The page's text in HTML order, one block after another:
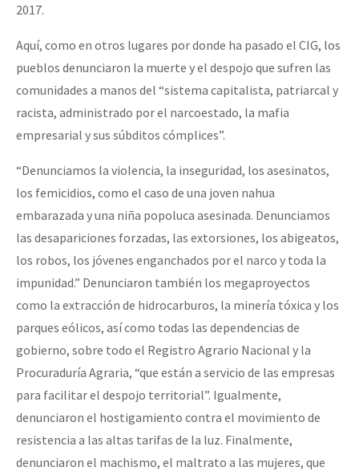
2017.
Aquí, como en otros lugares por donde ha pasado el CIG, los
pueblos denunciaron la muerte y el despojo que sufren las
comunidades a manos del “sistema capitalista, patriarcal y
racista, administrado por el narcoestado, la mafia
empresarial y sus súbditos cómplices”.
“Denunciamos la violencia, la inseguridad, los asesinatos,
los femicidios, como el caso de una joven nahua
embarazada y una niña popoluca asesinada. Denunciamos
las desapariciones forzadas, las extorsiones, los abigeatos,
los robos, los jóvenes enganchados por el narco y toda la
impunidad.” Denunciaron también los megaproyectos
como la extracción de hidrocarburos, la minería tóxica y los
parques eólicos, así como todas las dependencias de
gobierno, sobre todo el Registro Agrario Nacional y la
Procuraduría Agraria, “que están a servicio de las empresas
para facilitar el despojo territorial”. Igualmente,
denunciaron el hostigamiento contra el movimiento de
resistencia a las altas tarifas de la luz. Finalmente,
denunciaron el machismo, el maltrato a las mujeres, que